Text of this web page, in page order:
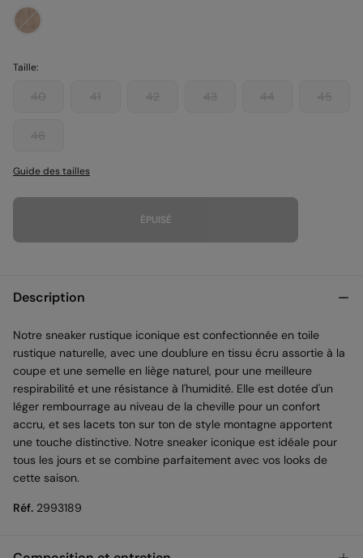
Taille:
40 41 42 43 44 45
46
Guide des tailles
ÉPUISÉ
Description
Notre sneaker rustique iconique est confectionnée en toile
rustique naturelle, avec une doublure en tissu écru assortie à la
coupe et une semelle en liège naturel, pour une meilleure
respirabilité et une résistance à l'humidité. Elle est dotée d'un
léger rembourrage au niveau de la cheville pour un confort
accru, et ses lacets ton sur ton de style montagne apportent
une touche distinctive. Notre sneaker iconique est idéale pour
tous les jours et se combine parfaitement avec vos looks de
cette saison.
Réf. 2993189